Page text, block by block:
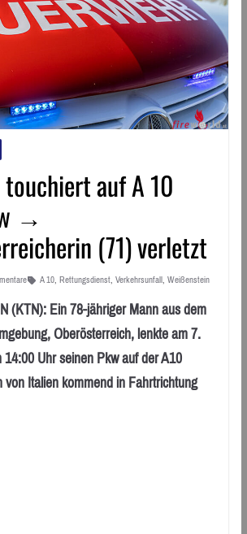
auf A 10
→
(71) verletzt
A 10, Rettungsdienst, Verkehrsunfall, Weißenstein
(KTN): Ein 78-jähriger Mann aus dem
Oberösterreich, lenkte am 7.
Uhr seinen Pkw auf der A10
Italien kommend in Fahrtrichtung